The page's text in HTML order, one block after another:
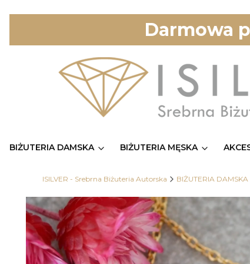
Darmowa
BIŻUTERIA DAMSKA BIŻUTERIA MĘSKA
ISILVER - Srebrna Biżuteria Autorska BIŻUTERIA DAMSKA